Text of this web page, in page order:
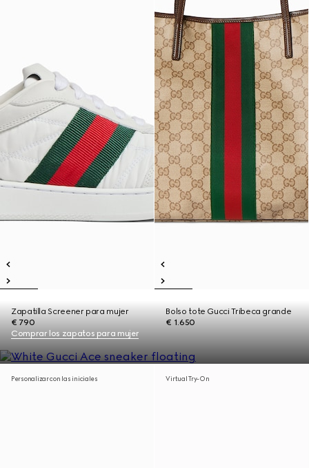
Zapatilla Screener para mujer
€ 790
Bolso tote Gucci Tribeca grande
€ 1.650
Comprar los zapatos para mujer
Personalizar con las iniciales Virtual Try-On